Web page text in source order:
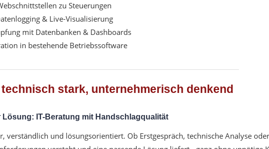
zu Steuerungen
& Live-Visualisierung
mit Datenbanken & Dashboards
in bestehende Betriebssoftware
stark, unternehmerisch denkend
Lösung: IT-Beratung mit Handschlagqualität
verständlich und lösungsorientiert. Ob Erstgespräch, technische Analyse